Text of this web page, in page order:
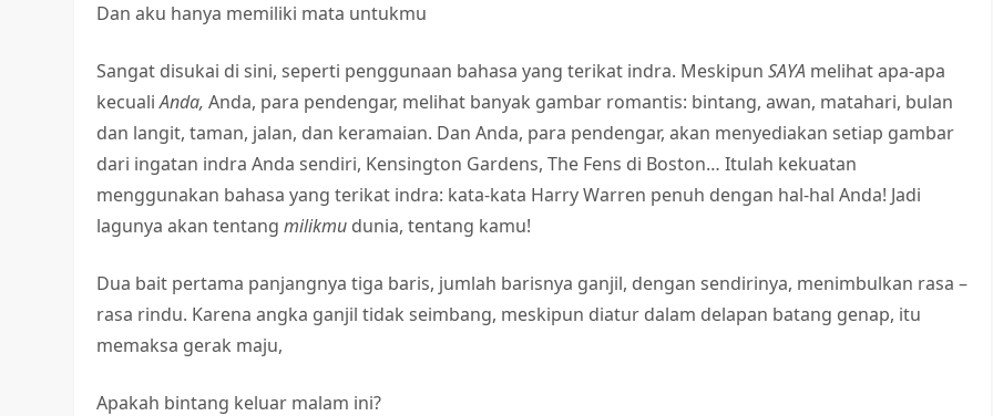
Dan aku hanya memiliki mata untukmu
Sangat disukai di sini, seperti penggunaan bahasa yang terikat indra. Meskipun SAYA melihat apa-apa
kecualiAnda, Anda, para pendengar, melihat banyak gambar romantis: bintang, awan, matahari, bulan
dan langit, taman, jalan, dan keramaian. Dan Anda, para pendengar, akan menyediakan setiap gambar
dari ingatan indra Anda sendiri, Kensington Gardens, The Fens di Boston… Itulah kekuatan
menggunakan bahasa yang terikat indra: kata-kata Harry Warren penuh dengan hal-hal Anda! Jadi
lagunya akan tentangmilikmu dunia, tentang kamu!
Dua bait pertama panjangnya tiga baris, jumlah barisnya ganjil, dengan sendirinya, menimbulkan rasa –
rasa rindu. Karena angka ganjil tidak seimbang, meskipun diatur dalam delapan batang genap, itu
memaksa gerak maju,
Apakah bintang keluar malam ini?